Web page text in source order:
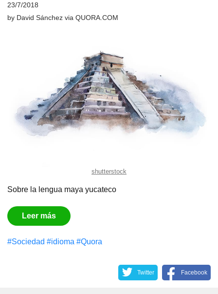
23/7/2018
by David Sánchez via QUORA.COM
shutterstock
Sobre la lengua maya yucateco
Leer más
#Sociedad #idioma #Quora
Twitter Facebook